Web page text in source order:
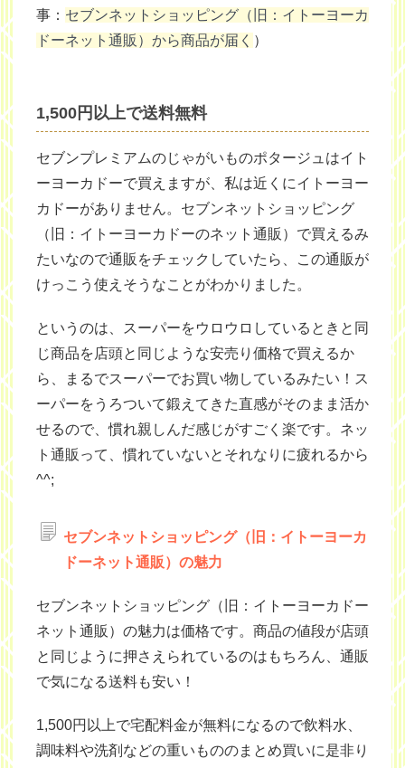
事： セブンネットショッピング（旧：イトーヨーカ
ドーネット通販）から商品が届く ）
1,500円以上で送料無料
セブンプレミアムのじゃがいものポタージュはイト
ーヨーカドーで買えますが、私は近くにイトーヨー
カドーがありません。セブンネットショッピング
（旧：イトーヨーカドーのネット通販）で買えるみ
たいなので通販をチェックしていたら、この通販が
けっこう使えそうなことがわかりました。
というのは、スーパーをウロウロしているときと同
じ商品を店頭と同じような安売り価格で買えるか
ら、まるでスーパーでお買い物しているみたい！ス
ーパーをうろついて鍛えてきた直感がそのまま活か
せるので、慣れ親しんだ感じがすごく楽です。ネッ
ト通販って、慣れていないとそれなりに疲れるから
^^;
セブンネットショッピング（旧：イトーヨーカ
ドーネット通販）の魅力
セブンネットショッピング（旧：イトーヨーカドー
ネット通販）の魅力は価格です。商品の値段が店頭
と同じように押さえられているのはもちろん、通販
で気になる送料も安い！
1,500円以上で宅配料金が無料になるので飲料水、
調味料や洗剤などの重いもののまとめ買いに是非り